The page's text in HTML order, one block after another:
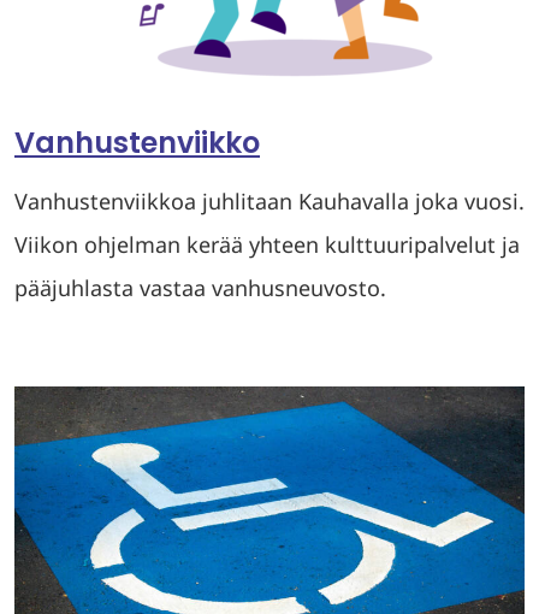
Vanhustenviikko
Vanhustenviikkoa juhlitaan Kauhavalla joka vuosi.
Viikon ohjelman kerää yhteen kulttuuripalvelut ja
pääjuhlasta vastaa vanhusneuvosto.